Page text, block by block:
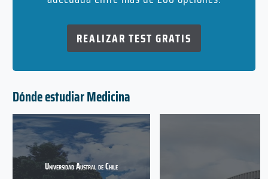
REALIZAR TEST GRATIS
Dónde estudiar Medicina
Universidad Austral de Chile